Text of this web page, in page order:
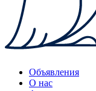
Объявления
О нас